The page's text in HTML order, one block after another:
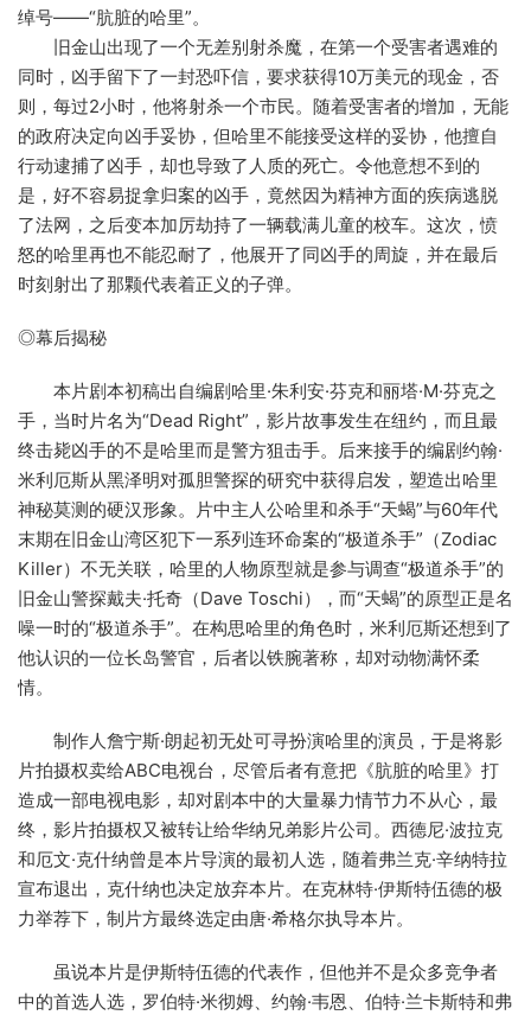
绰号——“肮脏的哈里”。
旧金山出现了一个无差别射杀魔，在第一个受害者遇难的
同时，凶手留下了一封恐吓信，要求获得10万美元的现金，否
则，每过2小时，他将射杀一个市民。随着受害者的增加，无能
的政府决定向凶手妥协，但哈里不能接受这样的妥协，他擅自
行动逮捕了凶手，却也导致了人质的死亡。令他意想不到的
是，好不容易捉拿归案的凶手，竟然因为精神方面的疾病逃脱
了法网，之后变本加厉劫持了一辆载满儿童的校车。这次，愤
怒的哈里再也不能忍耐了，他展开了同凶手的周旋，并在最后
时刻射出了那颗代表着正义的子弹。
◎幕后揭秘
本片剧本初稿出自编剧哈里·朱利安·芬克和丽塔·M·芬克之
手，当时片名为“Dead Right”，影片故事发生在纽约，而且最
终击毙凶手的不是哈里而是警方狙击手。后来接手的编剧约翰·
米利厄斯从黑泽明对孤胆警探的研究中获得启发，塑造出哈里
神秘莫测的硬汉形象。片中主人公哈里和杀手“天蝎”与60年代
末期在旧金山湾区犯下一系列连环命案的“极道杀手”（Zodiac
Killer）不无关联，哈里的人物原型就是参与调查“极道杀手”的
旧金山警探戴夫·托奇（Dave Toschi），而“天蝎”的原型正是名
噪一时的“极道杀手”。在构思哈里的角色时，米利厄斯还想到了
他认识的一位长岛警官，后者以铁腕著称，却对动物满怀柔
情。
制作人詹宁斯·朗起初无处可寻扮演哈里的演员，于是将影
片拍摄权卖给ABC电视台，尽管后者有意把《肮脏的哈里》打
造成一部电视电影，却对剧本中的大量暴力情节力不从心，最
终，影片拍摄权又被转让给华纳兄弟影片公司。西德尼·波拉克
和厄文·克什纳曾是本片导演的最初人选，随着弗兰克·辛纳特拉
宣布退出，克什纳也决定放弃本片。在克林特·伊斯特伍德的极
力举荐下，制片方最终选定由唐·希格尔执导本片。
虽说本片是伊斯特伍德的代表作，但他并不是众多竞争者
中的首选人选，罗伯特·米彻姆、约翰·韦恩、伯特·兰卡斯特和弗